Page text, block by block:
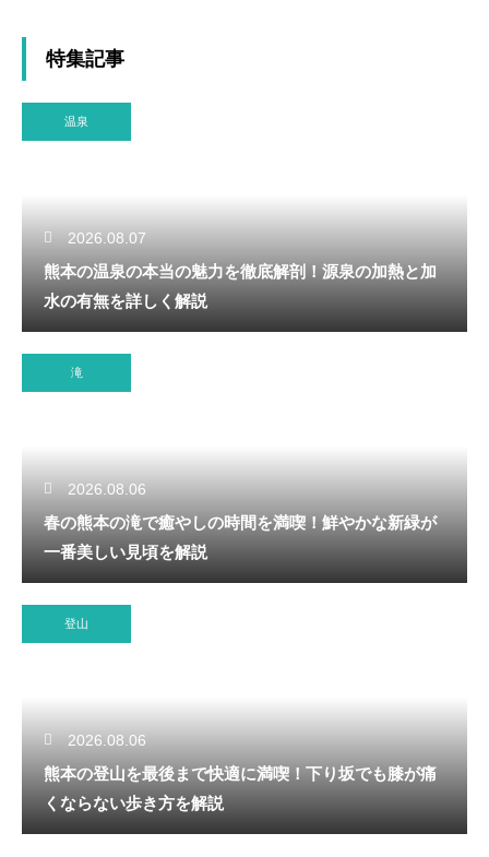
特集記事
温泉
2026.08.07
熊本の温泉の本当の魅力を徹底解剖！源泉の加熱と加
水の有無を詳しく解説
滝
2026.08.06
春の熊本の滝で癒やしの時間を満喫！鮮やかな新緑が
一番美しい見頃を解説
登山
2026.08.06
熊本の登山を最後まで快適に満喫！下り坂でも膝が痛
くならない歩き方を解説